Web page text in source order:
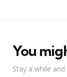
You
Stay a while